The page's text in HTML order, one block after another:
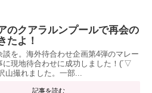
のクアラルンプールで再会の
たよ！
談を。海外待合わせ企画第4弾のマレー
に現地待合わせに成功しました！(´▽
山撮れました。一部...
記事を読む